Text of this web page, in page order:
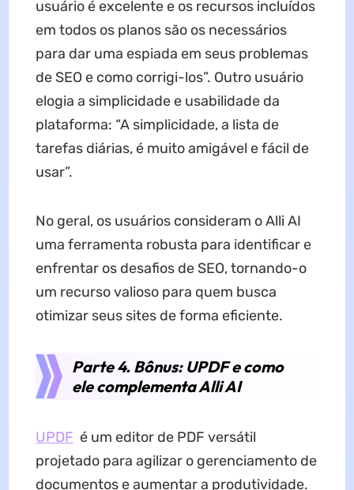
usuário é excelente e os recursos incluídos
em todos os planos são os necessários
para dar uma espiada em seus problemas
de SEO e como corrigi-los”. Outro usuário
elogia a simplicidade e usabilidade da
plataforma: “A simplicidade, a lista de
tarefas diárias, é muito amigável e fácil de
usar”.
No geral, os usuários consideram o Alli AI
uma ferramenta robusta para identificar e
enfrentar os desafios de SEO, tornando-o
um recurso valioso para quem busca
otimizar seus sites de forma eficiente.
Parte 4. Bônus: UPDF e como
ele complementa Alli AI
UPDF é um editor de PDF versátil
projetado para agilizar o gerenciamento de
documentos e aumentar a produtividade.